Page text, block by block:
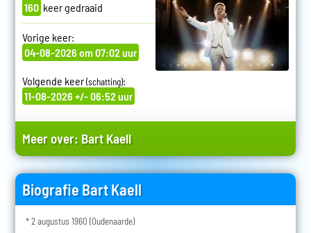
160 keer gedraaid
Vorige keer:
04-08-2026 om 07:02 uur
Volgende keer(schatting):
11-08-2026 +/- 06:52 uur
Meer over: Bart Kaell
Biografie Bart Kaell
* 2 augustus 1960 (Oudenaarde)